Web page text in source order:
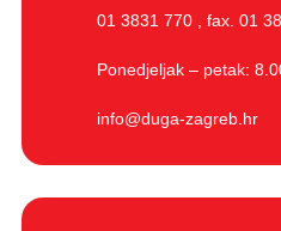
01 3831 770 fax. 01
Ponedjeljak – petak:
info@duga-zagreb.hr